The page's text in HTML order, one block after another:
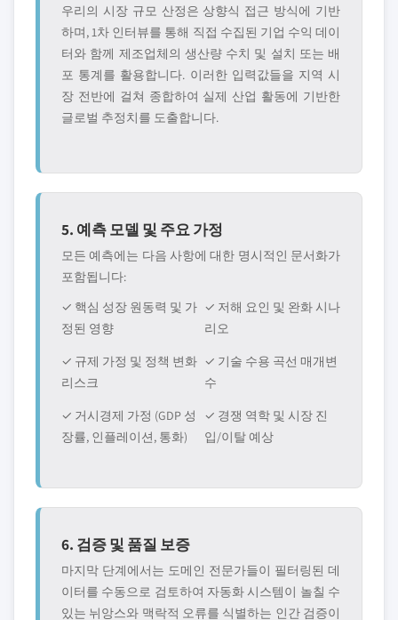
우리의 시장 규모 산정은 상향식 접근 방식에 기반
하며, 1차 인터뷰를 통해 직접 수집된 기업 수익 데이
터와 함께 제조업체의 생산량 수치 및 설치 또는 배
포 통계를 활용합니다. 이러한 입력값들을 지역 시
장 전반에 걸쳐 종합하여 실제 산업 활동에 기반한
글로벌 추정치를 도출합니다.
5. 예측 모델 및 주요 가정
모든 예측에는 다음 사항에 대한 명시적인 문서화가
포함됩니다:
✓ 핵심 성장 원동력 및 가
정된 영향
✓ 저해 요인 및 완화 시나
리오
✓ 규제 가정 및 정책 변화
리스크
✓ 기술 수용 곡선 매개변
수
✓ 거시경제 가정 (GDP 성
장률, 인플레이션, 통화)
✓ 경쟁 역학 및 시장 진
입/이탈 예상
6. 검증 및 품질 보증
마지막 단계에서는 도메인 전문가들이 필터링된 데
이터를 수동으로 검토하여 자동화 시스템이 놀칠 수
있는 뉘앙스와 맥락적 오류를 식별하는 인간 검증이